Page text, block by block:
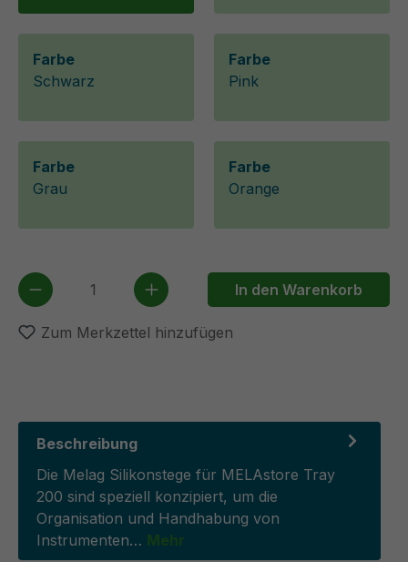
Farbe
Schwarz
Farbe
Pink
Farbe
Grau
Farbe
Orange
Produkt Anzahl: Gib den gewünschten
In den Warenkorb
Zum Merkzettel hinzufügen
Beschreibung
Die Melag Silikonstege für MELAstore Tray
200 sind speziell konzipiert, um die
Organisation und Handhabung von
Instrumenten… Mehr